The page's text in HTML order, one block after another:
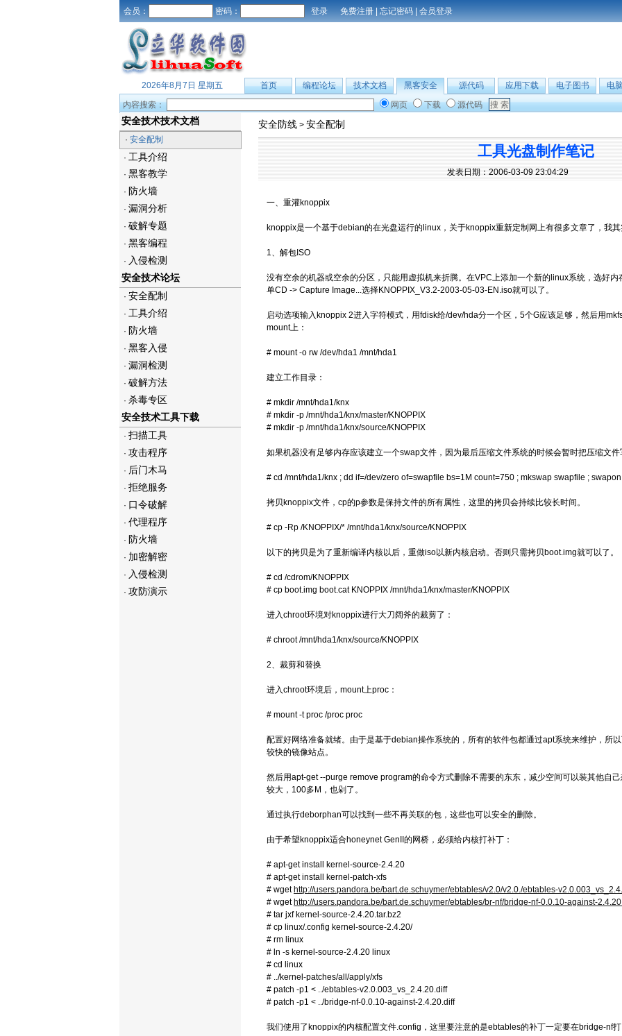
会员： 密码： 免费注册 | 忘记密码 | 会员登录
2026年8月7日 星期五 首页 编程论坛 技术文档 黑客安全 源代码 应用下载 电子图书 电
内容搜索：
网页 下载 源代码
安全技术技术文档
· 安全配制
· 工具介绍
· 黑客教学
· 防火墙
· 漏洞分析
· 破解专题
· 黑客编程
· 入侵检测
安全技术论坛
· 安全配制
· 工具介绍
· 防火墙
· 黑客入侵
· 漏洞检测
· 破解方法
· 杀毒专区
安全技术工具下载
· 扫描工具
· 攻击程序
· 后门木马
· 拒绝服务
· 口令破解
· 代理程序
· 防火墙
· 加密解密
· 入侵检测
· 攻防演示
安全防线 > 安全配制
工具光盘制作笔记
发表日期：2006-03-09 23:04:29
一、重灌knoppix
knoppix是一个基于debian的在光盘运行的linux，关于knoppix重新定制网上有很多文章了，我其
1、解包ISO
没有空余的机器或空余的分区，只能用虚拟机来折腾。在VPC上添加一个新的linux系统，选好
单CD -> Capture Image...选择KNOPPIX_V3.2-2003-05-03-EN.iso就可以了。
启动选项输入knoppix 2进入字符模式，用fdisk给/dev/hda分一个区，5个G应该足够，然后用
mount上：
# mount -o rw /dev/hda1 /mnt/hda1
建立工作目录：
# mkdir /mnt/hda1/knx
# mkdir -p /mnt/hda1/knx/master/KNOPPIX
# mkdir -p /mnt/hda1/knx/source/KNOPPIX
如果机器没有足够内存应该建立一个swap文件，因为最后压缩文件系统的时候会暂时把压缩文件
# cd /mnt/hda1/knx ; dd if=/dev/zero of=swapfile bs=1M count=750 ; mkswap swapfile ;
拷贝knoppix文件，cp的p参数是保持文件的所有属性，这里的拷贝会持续比较长时间。
# cp -Rp /KNOPPIX/* /mnt/hda1/knx/source/KNOPPIX
以下的拷贝是为了重新编译内核以后，重做iso以新内核启动。否则只需拷贝boot.img就可以了。
# cd /cdrom/KNOPPIX
# cp boot.img boot.cat KNOPPIX /mnt/hda1/knx/master/KNOPPIX
进入chroot环境对knoppix进行大刀阔斧的裁剪了：
# chroot /mnt/hda1/knx/source/KNOPPIX
2、裁剪和替换
进入chroot环境后，mount上proc：
# mount -t proc /proc proc
配置好网络准备就绪。由于是基于debian操作系统的，所有的软件包都通过apt系统来维护，所
较快的镜像站点。
然后用apt-get --purge remove program的命令方式删除不需要的东东，减少空间可以装其他自
较大，100多M，也剁了。
通过执行deborphan可以找到一些不再关联的包，这些也可以安全的删除。
由于希望knoppix适合honeynet GenII的网桥，必须给内核打补丁：
# apt-get install kernel-source-2.4.20
# apt-get install kernel-patch-xfs
# wget http://users.pandora.be/bart.de.schuymer/ebtables/v2.0/v2.0./ebtables-
# wget http://users.pandora.be/bart.de.schuymer/ebtables/br-nf/bridge-nf-0.0.10-against-
# tar jxf kernel-source-2.4.20.tar.bz2
# cp linux/.config kernel-source-2.4.20/
# rm linux
# ln -s kernel-source-2.4.20 linux
# cd linux
# ../kernel-patches/all/apply/xfs
# patch -p1 < ../ebtables-v2.0.003_vs_2.4.20.diff
# patch -p1 < ../bridge-nf-0.0.10-against-2.4.20.diff
我们使用了knoppix的内核配置文件.config，这里要注意的是ebtables的补丁一定要在bridge-nf打